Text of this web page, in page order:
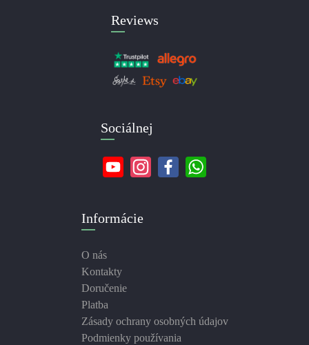
Reviews
Sociálnej
Informácie
O nás
Kontakty
Doručenie
Platba
Zásady ochrany osobných údajov
Podmienky používania